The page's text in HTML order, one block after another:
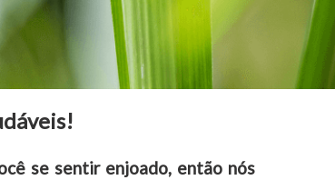
se sentir enjoado, então nós